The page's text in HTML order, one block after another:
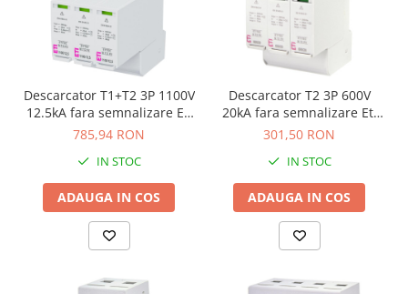
Descarcator T1+T2 3P 1100V
12.5kA fara semnalizare Eti
002440511
785,94 RON
IN STOC
ADAUGA IN COS
Descarcator T2 3P 600V
20kA fara semnalizare Eti
002440735
301,50 RON
IN STOC
ADAUGA IN COS